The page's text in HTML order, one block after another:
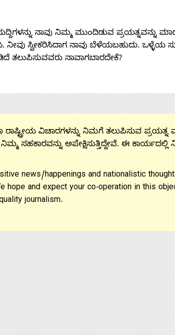
ನಾವು ನಿಮ್ಮ ಮುಂದಿಡುವ ಪ್ರಯತ್ನವನ್ನು
ನೀವು ಸ್ವೀಕರಿಸಿದಾಗ ನಾವು ಬೆಳೆಯಬಹುದು. ಒಳ್ಳೆಯ
ತಲುಪಿಸುವವರು ನಾವಾಗಬಾರದೇಕೆ?
ರಾಷ್ಟ್ರೀಯ ವಿಚಾರಗಳನ್ನು ನಿಮಗೆ ತಲುಪಿಸುವ ಪ್ರಯತ್ನ
ಸಹಕಾರವನ್ನು ಅಪೇಕ್ಷಿಸುತ್ತಿದ್ದೇವೆ. ಈ ಕಾರ್ಯದಲ್ಲಿ
news/happenings and nationalistic
hope and expect your co-operation in this
journalism.